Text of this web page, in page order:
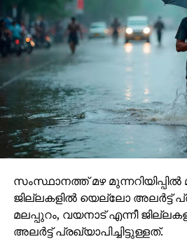
ഓഫീസിലേക്ക് താഴെ എഴുതിയ
അയക്കണമെന്നും തങ്ങള്‍
hn-em-kw: General Secretary,
Low Board, 76A/1 Main Market,
New Delhi- 110025.
RELATED TOPICS:
UP NEXT
ഭീകരാക്രമണത്തിന്
DON'T MISS
ഗുണ്ടാകേസ്; സക്കീര്‍
സെക്രട്ടറി സ്ഥാനത്തുനിന്നും
സംസ്ഥാനത്ത് മഴ മുന്നറിയിപ്പില്‍
ജില്ലകളില്‍ യെല്ലോ അലര്‍ട്ട്
മലപ്പുറം, വയനാട് എന്നീ
അലര്‍ട്ട് പ്രഖ്യാപിച്ചിട്ടുള്ളത്.